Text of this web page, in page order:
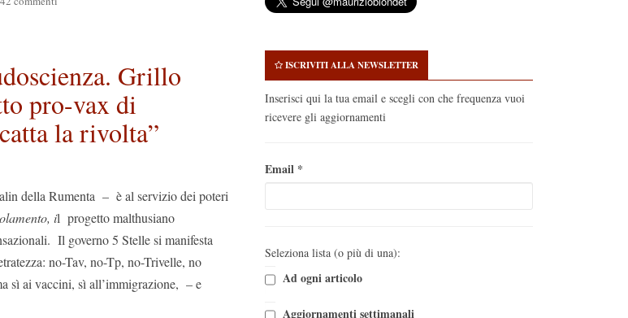
Grillo
pro-vax di
la rivolta”
della Rumenta – è al servizio dei poteri
il progetto malthusiano
Il governo 5 Stelle si manifesta
no-Tav, no-Tp, no-Trivelle, no
sì ai vaccini, sì all’immigrazione, – e
ISCRIVITI ALLA NEWSLETTER
Inserisci qui la tua email e scegli con che frequenza vuoi
ricevere gli aggiornamenti
Email *
Seleziona lista (o più di una):
Ad ogni articolo
Aggiornamenti settimanali